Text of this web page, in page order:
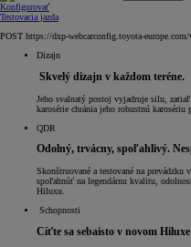
Konfigurovať
Testovacia jazda
POST https://dxp-webcarconfig.toyota-
Dizajn
Skvelý dizajn v každom teréne.
Jeho svalnatý postoj vyjadruje silu, zatiaľ
karosérie chránia jeho robustnú karosériu
QDR
Odolný, trvácny, spoľahlivý.
Skonštruované a testované na prevádzku
spoľahnúť na legendárnu kvalitu,
Hiluxu.
Schopnosti
Cíťte sa sebaisto v novom Hiluxe